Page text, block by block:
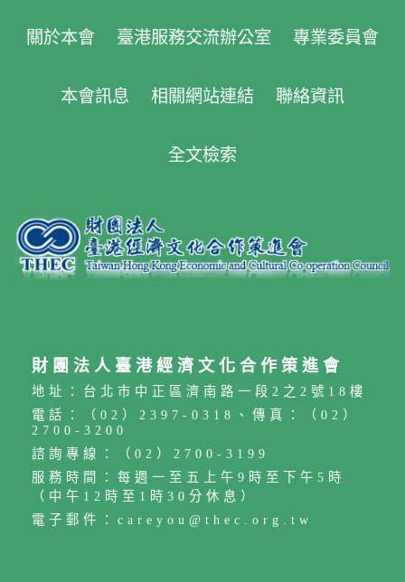
關於本會 臺港服務交流辦公室 專業委員會
本會訊息 相關網站連結 聯絡資訊
全文檢索
財團法人臺港經濟文化合作策進會
地址：台北市中正區濟南路一段2之2號18樓
電話：（02）2397-0318、傳真：（02）
2700-3200
諮詢專線：（02）2700-3199
服務時間：每週一至五上午9時至下午5時
（中午12時至1時30分休息）
電子郵件：careyou@thec.org.tw